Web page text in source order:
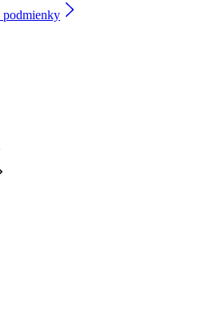
podmienky